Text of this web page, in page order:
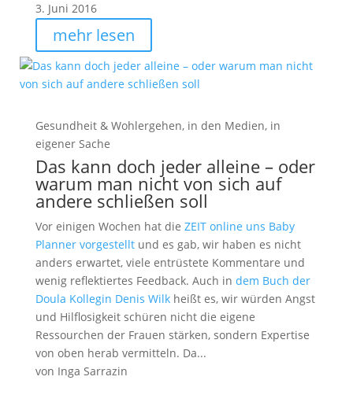
3. Juni 2016
mehr lesen
Gesundheit & Wohlergehen, in den Medien, in
eigener Sache
Das kann doch jeder alleine – oder
warum man nicht von sich auf
andere schließen soll
Vor einigen Wochen hat die ZEIT online uns Baby
Planner vorgestellt und es gab, wir haben es nicht
anders erwartet, viele entrüstete Kommentare und
wenig reflektiertes Feedback. Auch in dem Buch der
Doula Kollegin Denis Wilkheißt es, wir würden Angst
und Hilflosigkeit schüren nicht die eigene
Ressourchen der Frauen stärken, sondern Expertise
von oben herab vermitteln. Da...
von Inga Sarrazin